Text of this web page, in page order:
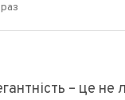
– це не